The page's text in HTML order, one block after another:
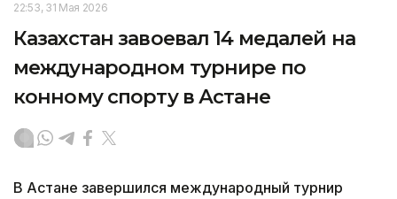
22:53, 31 Мая 2026
Казахстан завоевал 14 медалей на
международном турнире по
конному спорту в Астане
В Астане завершился международный турнир